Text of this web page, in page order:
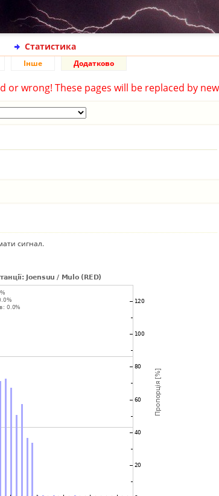
Статистика
Інше Додатково
wrong! These pages will be replaced by
сигнал.